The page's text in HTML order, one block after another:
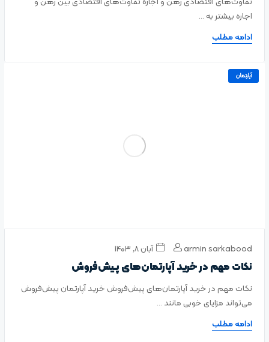
اجاره بیشتر به ...
ادامه مطلب
آپارتمان
armin sarkabood آبان ۸, ۱۴۰۳
نکات مهم در خرید آپارتمان‌های پیش‌فروش
نکات مهم در خرید آپارتمان‌های پیش‌فروش خرید آپارتمان پیش‌فروش
می‌تواند مزایای خوبی مانند ...
ادامه مطلب